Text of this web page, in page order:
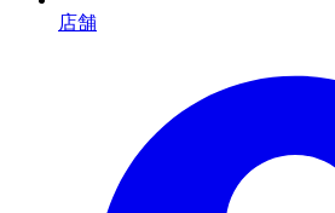
店舗